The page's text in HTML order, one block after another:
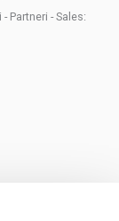
Partneri - Sales: